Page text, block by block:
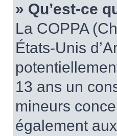
» Qu’est-ce
La COPPA
États-Unis
13 ans un
mineurs
également